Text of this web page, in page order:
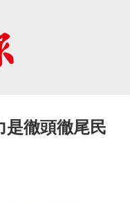
是徹頭徹尾民